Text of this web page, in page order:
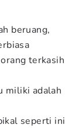
beruang,
terkasih
miliki adalah
seperti ini